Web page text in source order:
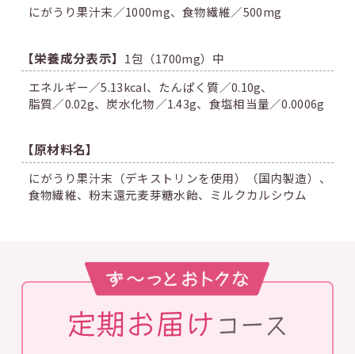
にがうり果汁末／1000mg、食物繊維／500mg
【栄養成分表示】 1包（1700mg）中
エネルギー／5.13kcal、 たんぱく質／0.10g、
脂質／0.02g、 炭水化物／1.43g、 食塩相当量／0.0006g
【原材料名】
にがうり果汁末（デキストリンを使用）（国内製造）、
食物繊維、粉末還元麦芽糖水飴、 ミルクカルシウム